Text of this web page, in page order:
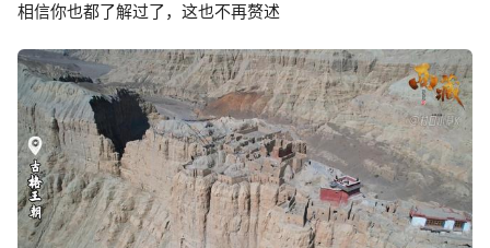
相信你也都了解过了，这也不再赘述